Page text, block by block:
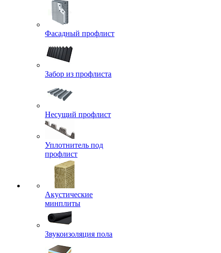
Фасадный профлист
Забор из профлиста
Несущий профлист
Уплотнитель под
профлист
Акустические
минплиты
Звукоизоляция пола